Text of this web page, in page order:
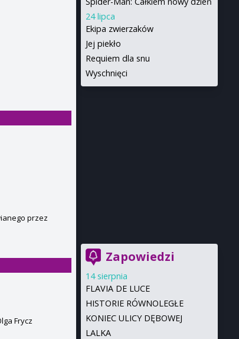
przez
Frycz
24 lipca
Ekipa zwierzaków
Jej piekło
Requiem dla snu
Wyschnięci
Zapowiedzi
14 sierpnia
FLAVIA DE LUCE
HISTORIE RÓWNOLEGŁE
KONIEC ULICY DĘBOWEJ
LALKA